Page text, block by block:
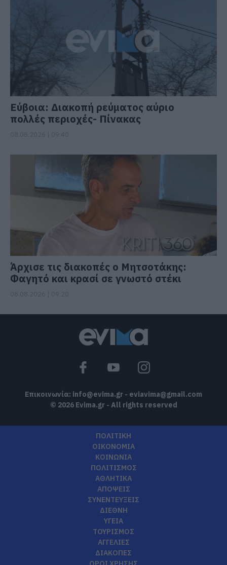
Εύβοια: Διακοπή ρεύματος αύριο
πολλές περιοχές- Πίνακας
Άρχισε τις διακοπές ο Μητσοτάκης:
Φαγητό και κρασί σε γνωστό στέκι
Επικοινωνία: info@evima.gr - eviavima@gmail.com
© 2026 Evima.gr - All rights reserved
ΠΟΛΙΤΙΚΗ
ΟΙΚΟΝΟΜΙΑ
ΚΟΙΝΩΝΙΑ
ΠΟΛΙΤΙΣΜΟΣ
ΑΘΛΗΤΙΚΑ
ΑΠΟΨΕΙΣ
ΣΥΝΕΝΤΕΥΞΕΙΣ
ΔΙΕΘΝΗ
ΥΓΕΙΑ
ΤΟΥΡΙΣΜΟΣ
ΑΓΓΕΛΙΕΣ
ΔΙΑΚΟΠΕΣ